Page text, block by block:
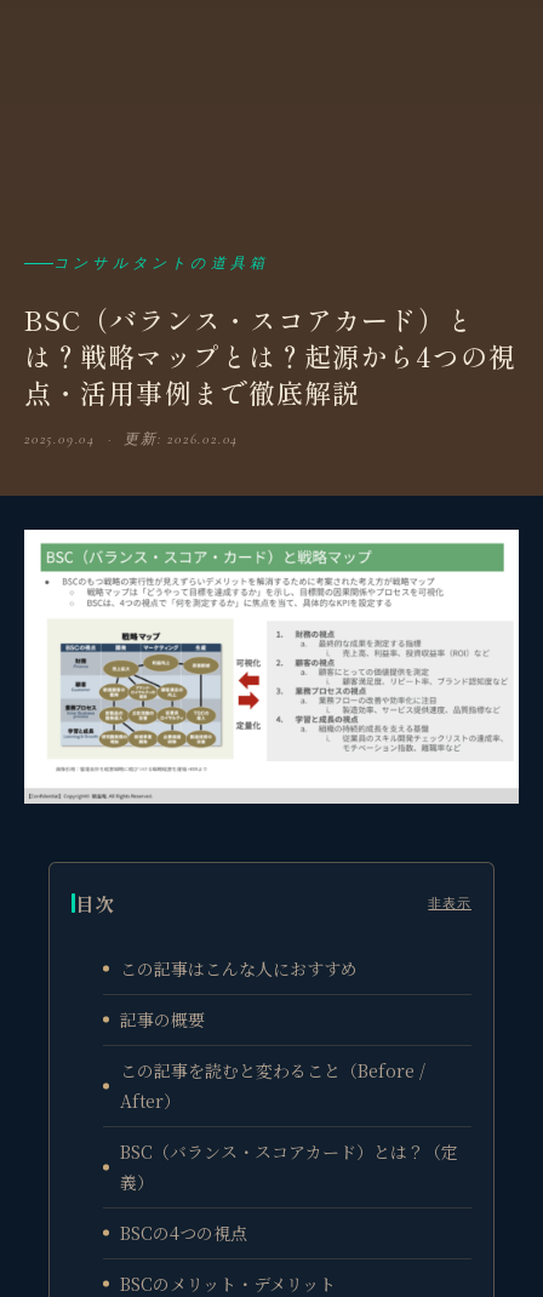
コンサルタントの道具箱
BSC（バランス・スコアカード）と
は？戦略マップとは？起源から4つの視
点・活用事例まで徹底解説
2025.09.04 · 更新: 2026.02.04
目次 非表示
この記事はこんな人におすすめ
記事の概要
この記事を読むと変わること（Before /
After）
BSC（バランス・スコアカード）とは？（定
義）
BSCの4つの視点
BSCのメリット・デメリット